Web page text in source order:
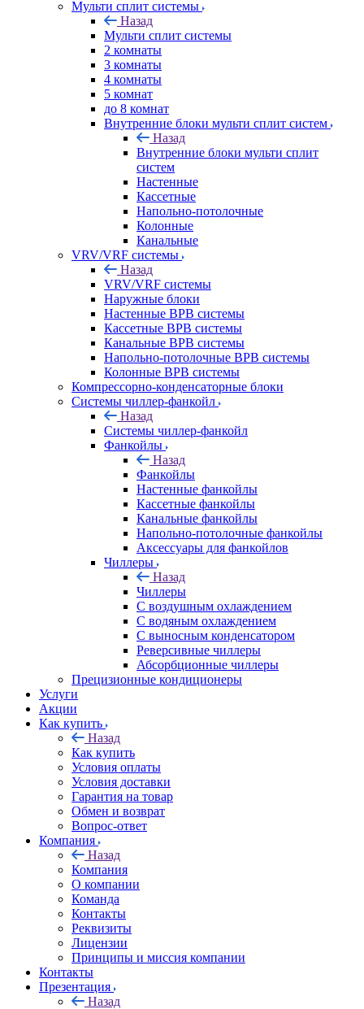
Мульти сплит системы
Назад
Мульти сплит системы
2 комнаты
3 комнаты
4 комнаты
5 комнат
до 8 комнат
Внутренние блоки мульти сплит систем
Назад
Внутренние блоки мульти сплит
систем
Настенные
Кассетные
Напольно-потолочные
Колонные
Канальные
VRV/VRF системы
Назад
VRV/VRF системы
Наружные блоки
Настенные ВРВ системы
Кассетные ВРВ системы
Канальные ВРВ системы
Напольно-потолочные ВРВ системы
Колонные ВРВ системы
Компрессорно-конденсаторные блоки
Системы чиллер-фанкойл
Назад
Системы чиллер-фанкойл
Фанкойлы
Назад
Фанкойлы
Настенные фанкойлы
Кассетные фанкойлы
Канальные фанкойлы
Напольно-потолочные фанкойлы
Аксессуары для фанкойлов
Чиллеры
Назад
Чиллеры
С воздушным охлаждением
С водяным охлаждением
С выносным конденсатором
Реверсивные чиллеры
Абсорбционные чиллеры
Прецизионные кондиционеры
Услуги
Акции
Как купить
Назад
Как купить
Условия оплаты
Условия доставки
Гарантия на товар
Обмен и возврат
Вопрос-ответ
Компания
Назад
Компания
О компании
Команда
Контакты
Реквизиты
Лицензии
Принципы и миссия компании
Контакты
Презентация
Назад